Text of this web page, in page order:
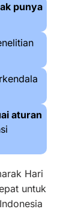
punya
aturan
Hari
untuk